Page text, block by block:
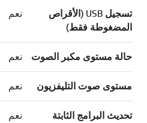
تسجيل USB (الأقراص
المضغوطة فقط)
نعم
حالة مستوى مكبر الصوت نعم
مستوى صوت التليفزيون نعم
تحديث البرامج الثابتة نعم